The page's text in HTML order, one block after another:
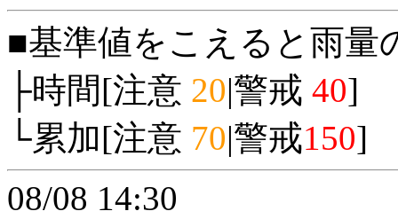
■基準値をこえると雨量
├時間[注意 20|警戒 40]
└累加[注意 70|警戒150]
08/08 14:30